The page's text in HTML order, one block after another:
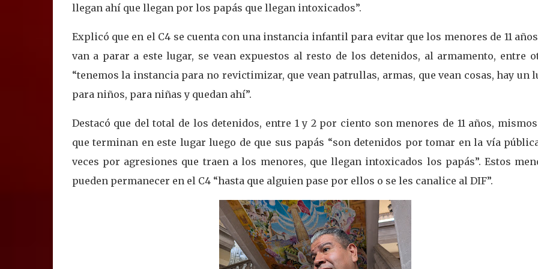
llegan ahí que llegan por los papás que llegan intoxicados”.
Explicó que en el C4 se cuenta con una instancia infantil para evitar que los menores de 11
van a parar a este lugar, se vean expuestos al resto de los detenidos, al armamento, entre
“tenemos la instancia para no revictimizar, que vean patrullas, armas, que vean cosas, hay un
para niños, para niñas y quedan ahí”.
Destacó que del total de los detenidos, entre 1 y 2 por ciento son menores de 11 años,
que terminan en este lugar luego de que sus papás “son detenidos por tomar en la vía
veces por agresiones que traen a los menores, que llegan intoxicados los papás”. Estos
pueden permanecer en el C4 “hasta que alguien pase por ellos o se les canalice al DIF”.